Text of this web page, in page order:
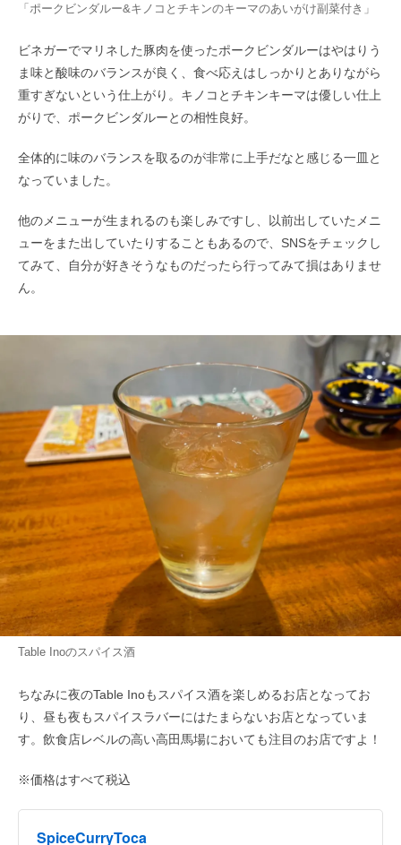
「ポークビンダルー&キノコとチキンのキーマのあいがけ副菜付き」
ビネガーでマリネした豚肉を使ったポークビンダルーはやはりう
ま味と酸味のバランスが良く、食べ応えはしっかりとありながら
重すぎないという仕上がり。キノコとチキンキーマは優しい仕上
がりで、ポークビンダルーとの相性良好。
全体的に味のバランスを取るのが非常に上手だなと感じる一皿と
なっていました。
他のメニューが生まれるのも楽しみですし、以前出していたメニ
ューをまた出していたりすることもあるので、SNSをチェックし
てみて、自分が好きそうなものだったら行ってみて損はありませ
ん。
Table Inoのスパイス酒
ちなみに夜のTable Inoもスパイス酒を楽しめるお店となってお
り、昼も夜もスパイスラバーにはたまらないお店となっていま
す。飲食店レベルの高い高田馬場においても注目のお店ですよ！
※価格はすべて税込
SpiceCurryToca